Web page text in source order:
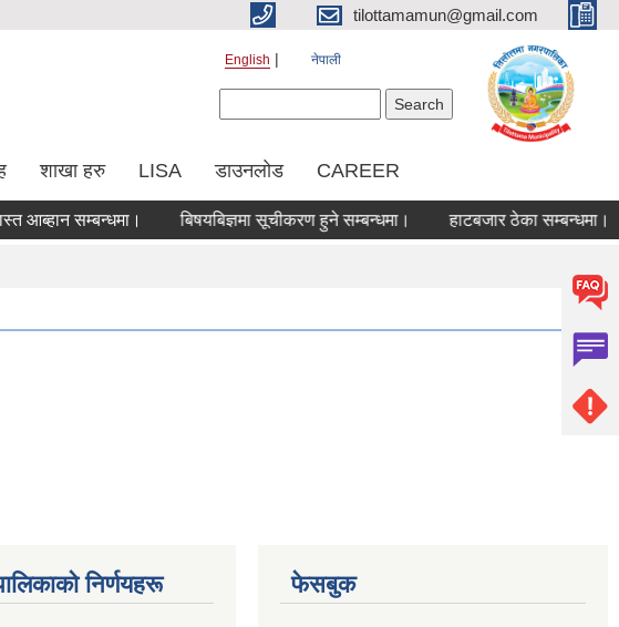
tilottamamun@gmail.com
English नेपाली
शाखा हरु LISA डाउनलोड CAREER
सम्बन्धमा। बिषयबिज्ञमा सूचीकरण हुने सम्बन्धमा। हाटबजार ठेका सम्बन्धमा।
निर्णयहरू फेसबुक